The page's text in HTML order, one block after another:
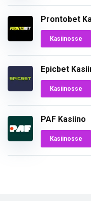
Prontobet
Kasiinosse
Epicbet
Kasiinosse
PAF Kasiino
Kasiinosse